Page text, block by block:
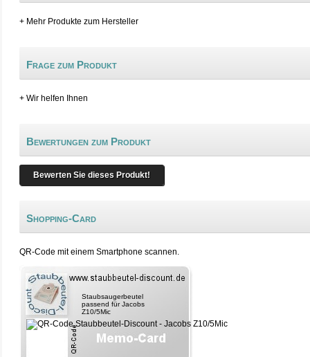
+ Mehr Produkte zum Hersteller
Frage zum Produkt
+ Wir helfen Ihnen
Bewertungen zum Produkt
Bewerten Sie dieses Produkt!
Shopping-Card
QR-Code mit einem Smartphone scannen.
Staubsaugerbeutel
passend für Jacobs
Z10/5Mic